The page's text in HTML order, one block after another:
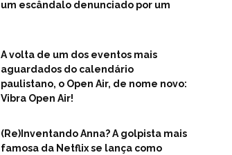
um escândalo denunciado por um
A volta de um dos eventos mais
aguardados do calendário
paulistano, o Open Air, de nome novo:
Vibra Open Air!
(Re)Inventando Anna? A golpista mais
famosa da Netflix se lança como